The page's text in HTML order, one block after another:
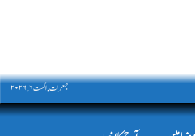
جمعرات, اگست ۶, ۲۰۲۶